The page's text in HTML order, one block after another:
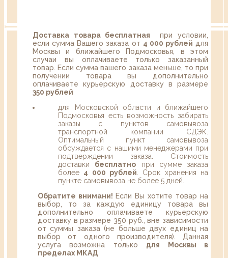
Доставка товара бесплатная при условии,
если сумма Вашего заказа от 4 000 рублей для
Москвы и ближайшего Подмосковья, в этом
случаи вы оплачиваете только заказанный
товар. Если сумма вашего заказа меньше, то при
получении товара вы дополнительно
оплачиваете курьерскую доставку в размере
350 рублей
для Московской области и ближайшего
Подмосковья есть возможность забирать
заказы с пунктов самовывоза
транспортной компании СДЭК.
Оптимальный пункт самовывоза
обсуждается с нашими менеджерами при
подтверждении заказа. Стоимость
доставки бесплатно при сумме заказа
более 4 000 рублей . Срок хранения на
пункте самовывоза не более 5 дней.
Обратите внимани! Если Вы хотите товар на
выбор, то за каждую единицу товара вы
дополнительно оплачиваете курьерскую
доставку в размере 350 руб., вне зависимости
от суммы заказа (не больше двух единиц на
выбор от одного производителя). Данная
услуга возможна только для Москвы в
пределах МКАД